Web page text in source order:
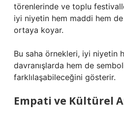
törenlerinde ve toplu
iyi niyetin hem maddi hem de
ortaya koyar.
Bu saha örnekleri, iyi niyetin
davranışlarda hem de
farklılaşabileceğini gösterir.
Empati ve Kültürel